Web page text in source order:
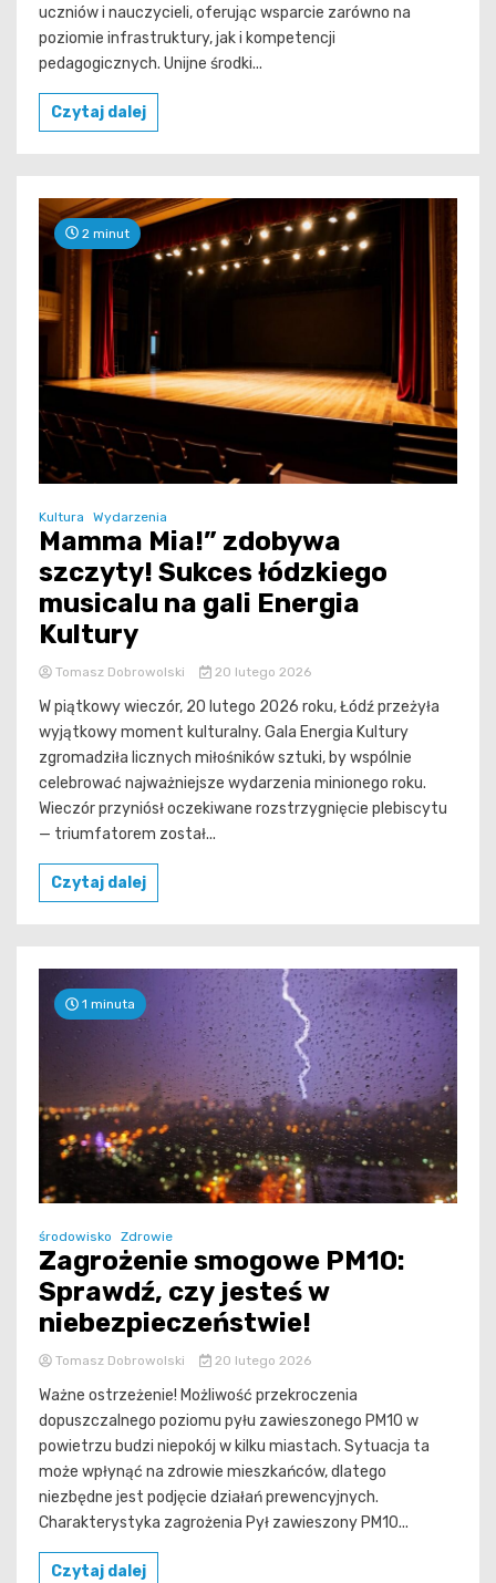
uczniów i nauczycieli, oferując wsparcie zarówno na
poziomie infrastruktury, jak i kompetencji
pedagogicznych. Unijne środki...
Czytaj dalej
2 minut
Kultura Wydarzenia
Mamma Mia!” zdobywa
szczyty! Sukces łódzkiego
musicalu na gali Energia
Kultury
Tomasz Dobrowolski 20 lutego 2026
W piątkowy wieczór, 20 lutego 2026 roku, Łódź przeżyła
wyjątkowy moment kulturalny. Gala Energia Kultury
zgromadziła licznych miłośników sztuki, by wspólnie
celebrować najważniejsze wydarzenia minionego roku.
Wieczór przyniósł oczekiwane rozstrzygnięcie plebiscytu
— triumfatorem został...
Czytaj dalej
1 minuta
środowisko Zdrowie
Zagrożenie smogowe PM10:
Sprawdź, czy jesteś w
niebezpieczeństwie!
Tomasz Dobrowolski 20 lutego 2026
Ważne ostrzeżenie! Możliwość przekroczenia
dopuszczalnego poziomu pyłu zawieszonego PM10 w
powietrzu budzi niepokój w kilku miastach. Sytuacja ta
może wpłynąć na zdrowie mieszkańców, dlatego
niezbędne jest podjęcie działań prewencyjnych.
Charakterystyka zagrożenia Pył zawieszony PM10...
Czytaj dalej